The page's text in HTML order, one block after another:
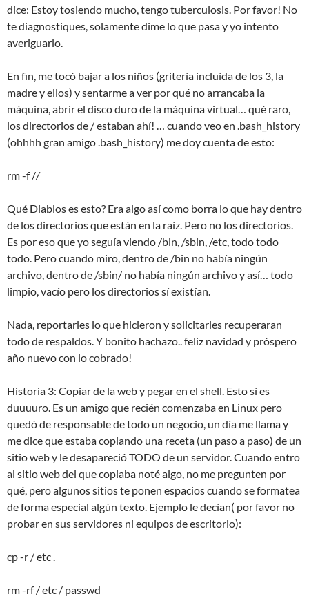
dice: Estoy tosiendo mucho, tengo tuberculosis. Por favor! No
te diagnostiques, solamente dime lo que pasa y yo intento
averiguarlo.
En fin, me tocó bajar a los niños (gritería incluída de los 3, la
madre y ellos) y sentarme a ver por qué no arrancaba la
máquina, abrir el disco duro de la máquina virtual… qué raro,
los directorios de / estaban ahí! … cuando veo en .bash_history
(ohhhh gran amigo .bash_history) me doy cuenta de esto:
rm -f //
Qué Diablos es esto? Era algo así como borra lo que hay dentro
de los directorios que están en la raíz. Pero no los directorios.
Es por eso que yo seguía viendo /bin, /sbin, /etc, todo todo
todo. Pero cuando miro, dentro de /bin no había ningún
archivo, dentro de /sbin/ no había ningún archivo y así… todo
limpio, vacío pero los directorios sí existían.
Nada, reportarles lo que hicieron y solicitarles recuperaran
todo de respaldos. Y bonito hachazo.. feliz navidad y próspero
año nuevo con lo cobrado!
Historia 3: Copiar de la web y pegar en el shell. Esto sí es
duuuuro. Es un amigo que recién comenzaba en Linux pero
quedó de responsable de todo un negocio, un día me llama y
me dice que estaba copiando una receta (un paso a paso) de un
sitio web y le desapareció TODO de un servidor. Cuando entro
al sitio web del que copiaba noté algo, no me pregunten por
qué, pero algunos sitios te ponen espacios cuando se formatea
de forma especial algún texto. Ejemplo le decían( por favor no
probar en sus servidores ni equipos de escritorio):
cp -r / etc .
rm -rf / etc / passwd